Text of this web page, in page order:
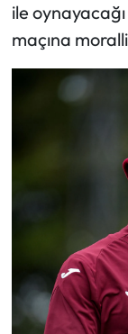
ile
maçına